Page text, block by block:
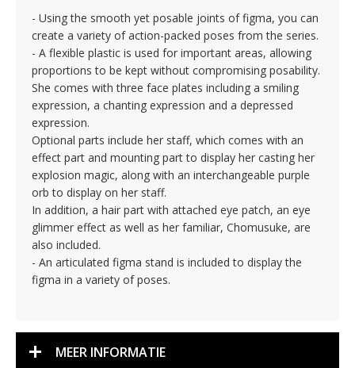
- Using the smooth yet posable joints of figma, you can
create a variety of action-packed poses from the series.
- A flexible plastic is used for important areas, allowing
proportions to be kept without compromising posability.
She comes with three face plates including a smiling
expression, a chanting expression and a depressed
expression.
Optional parts include her staff, which comes with an
effect part and mounting part to display her casting her
explosion magic, along with an interchangeable purple
orb to display on her staff.
In addition, a hair part with attached eye patch, an eye
glimmer effect as well as her familiar, Chomusuke, are
also included.
- An articulated figma stand is included to display the
figma in a variety of poses.
MEER INFORMATIE